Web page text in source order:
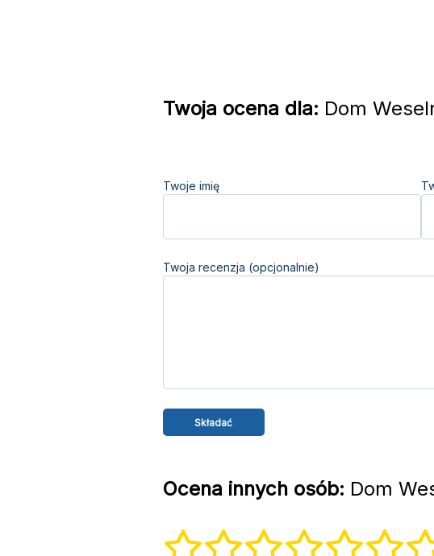
Twoja ocena dla: Dom
Twoje imię
Twoja recenzja (opcjonalnie)
Ocena innych osób: Dom